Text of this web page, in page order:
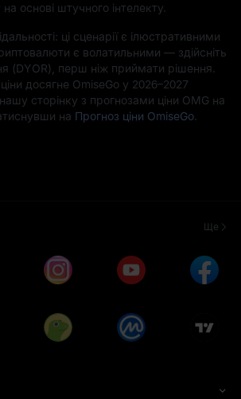
основі штучного інтелекту.
ці сценарії є ілюстративними
є волатильними — здійсніть
(DYOR), перш ніж приймати рішення.
досягне OmiseGo у 2026–2027
сторінку з прогнозами ціни OMG на
на Прогноз ціни OmiseGo
Ще